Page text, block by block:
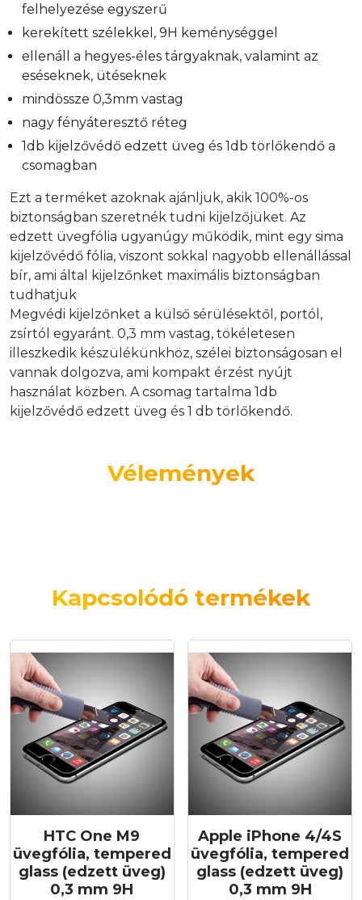
felhelyezése egyszerű
kerekített szélekkel, 9H keménységgel
ellenáll a hegyes-éles tárgyaknak, valamint az
eséseknek, ütéseknek
mindössze 0,3mm vastag
nagy fényáteresztő réteg
1db kijelzővédő edzett üveg és 1db törlőkendő a
csomagban
Ezt a terméket azoknak ajánljuk, akik 100%-os
biztonságban szeretnék tudni kijelzőjüket. Az
edzett üvegfólia ugyanúgy működik, mint egy sima
kijelzővédő fólia, viszont sokkal nagyobb ellenállással
bír, ami által kijelzőnket maximális biztonságban
tudhatjuk
Megvédi kijelzőnket a külső sérülésektől, portól,
zsírtól egyaránt. 0,3 mm vastag, tökéletesen
illeszkedik készülékünkhöz, szélei biztonságosan el
vannak dolgozva, ami kompakt érzést nyújt
használat közben. A csomag tartalma 1db
kijelzővédő edzett üveg és 1 db törlőkendő.
Vélemények
Kapcsolódó termékek
HTC One M9
üvegfólia, tempered
glass (edzett üveg)
0,3 mm 9H
Apple iPhone 4/4S
üvegfólia, tempered
glass (edzett üveg)
0,3 mm 9H